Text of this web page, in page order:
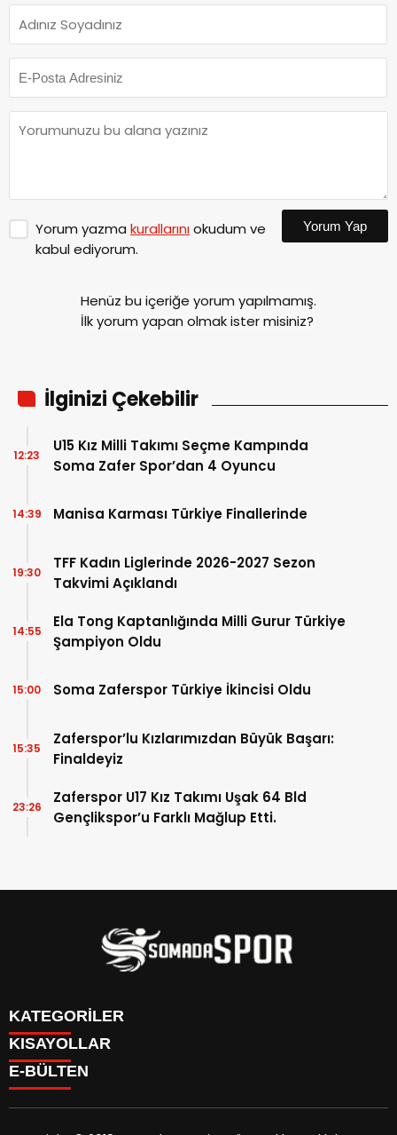
Yorum yazma kurallarınıokudum ve
kabul ediyorum.
Yorum Yap
Henüz bu içeriğe yorum yapılmamış.
İlk yorum yapan olmak ister misiniz?
İlginizi Çekebilir
U15 Kız Milli Takımı Seçme Kampında
Soma Zafer Spor’dan 4 Oyuncu
12:23
Manisa Karması Türkiye Finallerinde
14:39
TFF Kadın Liglerinde 2026-2027 Sezon
Takvimi Açıklandı
19:30
Ela Tong Kaptanlığında Milli Gurur Türkiye
Şampiyon Oldu
14:55
Soma Zaferspor Türkiye İkincisi Oldu
15:00
Zaferspor’lu Kızlarımızdan Büyük Başarı:
Finaldeyiz
15:35
Zaferspor U17 Kız Takımı Uşak 64 Bld
Gençlikspor’u Farklı Mağlup Etti.
23:26
KATEGORİLER
İletişim
İstatistikler & Puan Durumu & Fikstür
KISAYOLLAR
Genel
Somaspor
E-BÜLTEN